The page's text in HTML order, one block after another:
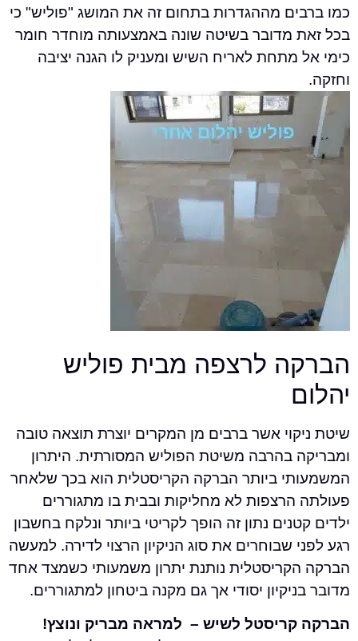
מההגדרות בתחום זה את המושג "פוליש" כי
מדובר בשיטה שונה באמצעותה מוחדר חומר
מתחת לאריח השיש ומעניק לו הגנה יציבה
לרצפה מבית פוליש
אשר ברבים מן המקרים יוצרת תוצאה טובה
בהרבה משיטת הפוליש המסורתית. היתרון
ביותר הברקה הקריסטלית הוא בכך שלאחר
לא מחליקות ובבית בו מתגוררים
נתון זה הופך לקריטי ביותר ונלקח בחשבון
שבוחרים את סוג הניקיון הרצוי לדירה. למעשה
נותנת יתרון משמעותי כשמצד אחד
יסודי אך גם מקנה ביטחון למתגוררים.
לשיש – למראה מבריק ונוצץ!